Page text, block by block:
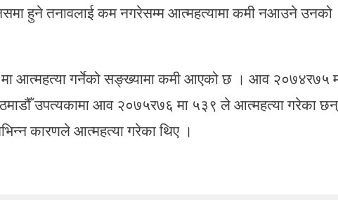
हुने तनावलाई कम नगरेसम्म आत्महत्यामा कमी नआउने उनको
आत्महत्या गर्नेको सङ्ख्यामा कमी आएको छ । आव २०७४र७५
उपत्यकामा आव २०७५र७६ मा ५३९ ले आत्महत्या गरेका छन्
कारणले आत्महत्या गरेका थिए ।